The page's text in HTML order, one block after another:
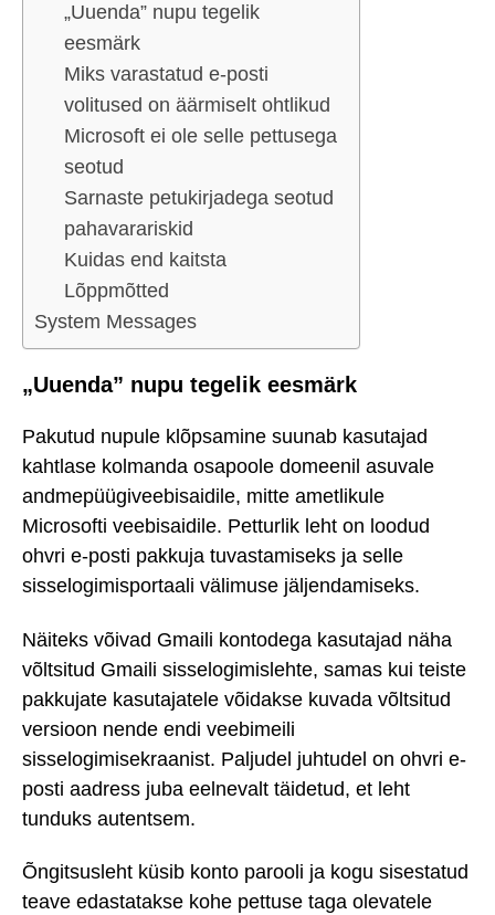
„Uuenda” nupu tegelik
eesmärk
Miks varastatud e-posti
volitused on äärmiselt ohtlikud
Microsoft ei ole selle pettusega
seotud
Sarnaste petukirjadega seotud
pahavarariskid
Kuidas end kaitsta
Lõppmõtted
System Messages
„Uuenda” nupu tegelik eesmärk
Pakutud nupule klõpsamine suunab kasutajad
kahtlase kolmanda osapoole domeenil asuvale
andmepüügiveebisaidile, mitte ametlikule
Microsofti veebisaidile. Petturlik leht on loodud
ohvri e-posti pakkuja tuvastamiseks ja selle
sisselogimisportaali välimuse jäljendamiseks.
Näiteks võivad Gmaili kontodega kasutajad näha
võltsitud Gmaili sisselogimislehte, samas kui teiste
pakkujate kasutajatele võidakse kuvada võltsitud
versioon nende endi veebimeili
sisselogimisekraanist. Paljudel juhtudel on ohvri e-
posti aadress juba eelnevalt täidetud, et leht
tunduks autentsem.
Õngitsusleht küsib konto parooli ja kogu sisestatud
teave edastatakse kohe pettuse taga olevatele